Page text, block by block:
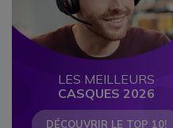
LES MEILLEURS
CASQUES 2026
DÉCOUVRIR LE TOP 10!